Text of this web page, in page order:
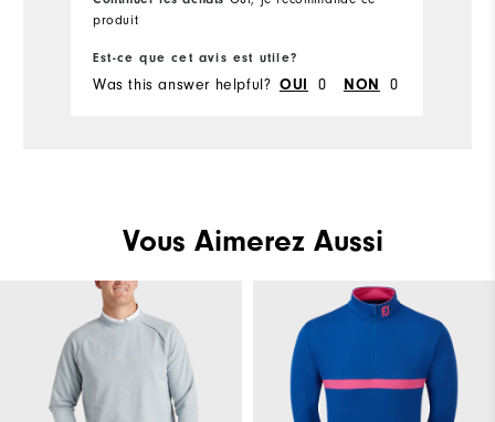
produit
Est-ce que cet avis est utile?
Was this answer helpful? OUI 0 NON 0
Vous Aimerez Aussi